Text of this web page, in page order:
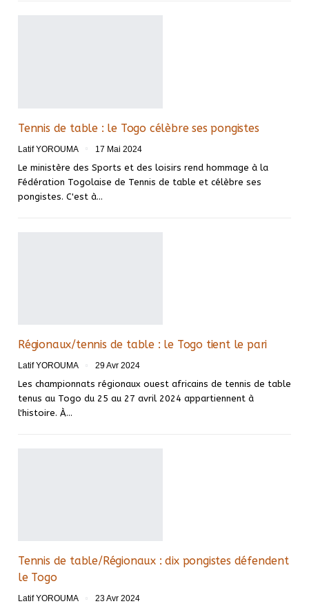
Tennis de table : le Togo célèbre ses pongistes
Latif YOROUMA 17 Mai 2024
Le ministère des Sports et des loisirs rend hommage à la
Fédération Togolaise de Tennis de table et célèbre ses
pongistes. C'est à…
Régionaux/tennis de table : le Togo tient le pari
Latif YOROUMA 29 Avr 2024
Les championnats régionaux ouest africains de tennis de table
tenus au Togo du 25 au 27 avril 2024 appartiennent à
l'histoire. À…
Tennis de table/Régionaux : dix pongistes défendent
le Togo
Latif YOROUMA 23 Avr 2024